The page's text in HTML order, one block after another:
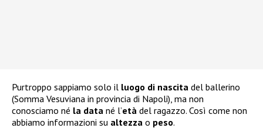
Purtroppo sappiamo solo il luogo di nascita del ballerino
(Somma Vesuviana in provincia di Napoli), ma non
conosciamo né la data né l’età del ragazzo. Così come non
abbiamo informazioni su altezza o peso.